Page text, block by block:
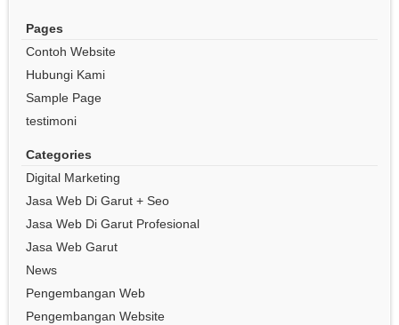
Pages
Contoh Website
Hubungi Kami
Sample Page
testimoni
Categories
Digital Marketing
Jasa Web Di Garut + Seo
Jasa Web Di Garut Profesional
Jasa Web Garut
News
Pengembangan Web
Pengembangan Website